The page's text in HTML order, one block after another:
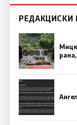
РЕДАКЦИСКИ